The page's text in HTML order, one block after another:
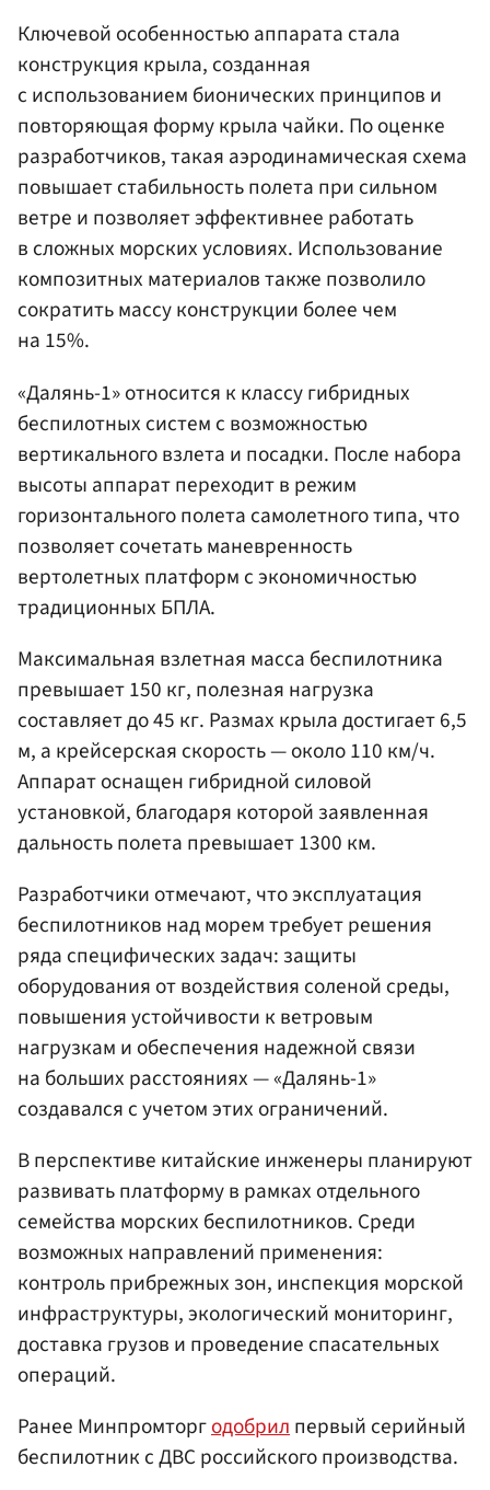
Ключевой особенностью аппарата стала
конструкция крыла, созданная
с использованием бионических принципов и
повторяющая форму крыла чайки. По оценке
разработчиков, такая аэродинамическая схема
повышает стабильность полета при сильном
ветре и позволяет эффективнее работать
в сложных морских условиях. Использование
композитных материалов также позволило
сократить массу конструкции более чем
на 15%.
«Далянь-1» относится к классу гибридных
беспилотных систем с возможностью
вертикального взлета и посадки. После набора
высоты аппарат переходит в режим
горизонтального полета самолетного типа, что
позволяет сочетать маневренность
вертолетных платформ с экономичностью
традиционных БПЛА.
Максимальная взлетная масса беспилотника
превышает 150 кг, полезная нагрузка
составляет до 45 кг. Размах крыла достигает 6,5
м, а крейсерская скорость — около 110 км/ч.
Аппарат оснащен гибридной силовой
установкой, благодаря которой заявленная
дальность полета превышает 1300 км.
Разработчики отмечают, что эксплуатация
беспилотников над морем требует решения
ряда специфических задач: защиты
оборудования от воздействия соленой среды,
повышения устойчивости к ветровым
нагрузкам и обеспечения надежной связи
на больших расстояниях — «Далянь-1»
создавался с учетом этих ограничений.
В перспективе китайские инженеры планируют
развивать платформу в рамках отдельного
семейства морских беспилотников. Среди
возможных направлений применения:
контроль прибрежных зон, инспекция морской
инфраструктуры, экологический мониторинг,
доставка грузов и проведение спасательных
операций.
Ранее Минпромторгодобрилпервый серийный
беспилотник с ДВС российского производства.